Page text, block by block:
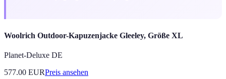
Woolrich Outdoor-Kapuzenjacke Gleeley, Größe XL
Planet-Deluxe DE
577.00 EURPreis ansehen